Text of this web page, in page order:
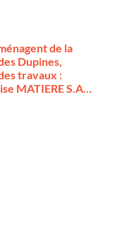
de la
Dupines,
travaux :
MATIERE S.A…